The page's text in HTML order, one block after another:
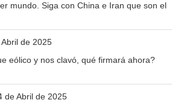
mundo. Siga con China e Iran que son el
de 2025
eólico y nos clavó, qué firmará ahora?
de Abril de 2025